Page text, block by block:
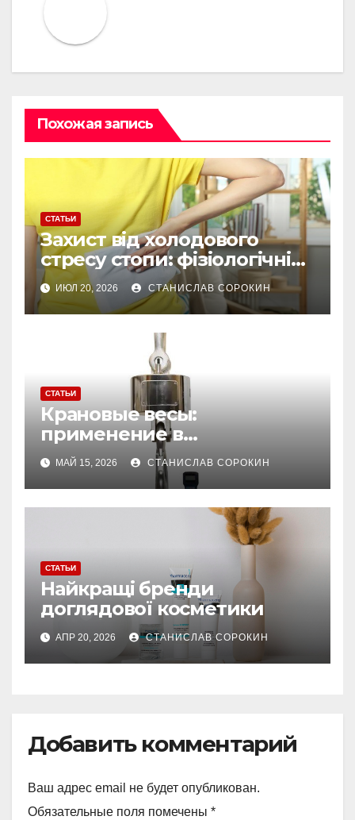
Похожая запись
СТАТЬИ
Захист від холодового
стресу стопи: фізіологічні
причини, чому звичайні
шкарпетки не рятують без
хімічних устілок
ИЮЛ 20, 2026 СТАНИСЛАВ СОРОКИН
СТАТЬИ
Крановые весы:
применение в
производстве и
строительстве
МАЙ 15, 2026 СТАНИСЛАВ СОРОКИН
СТАТЬИ
Найкращі бренди
доглядової косметики
АПР 20, 2026 СТАНИСЛАВ СОРОКИН
Добавить комментарий
Ваш адрес email не будет опубликован.
Обязательные поля помечены *